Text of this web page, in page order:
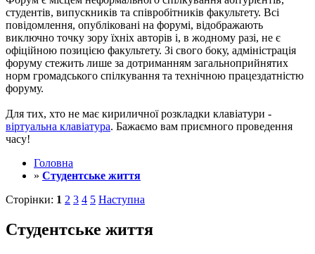
студентів, випускників та співробітників факультету. Всі
повідомлення, опубліковані на форумі, відображають
виключно точку зору їхніх авторів і, в жодному разі, не є
офіційною позицією факультету. Зі свого боку, адміністрація
форуму стежить лише за дотриманням загальноприйнятих
норм громадського спілкування та технічною працездатністю
форуму.
Для тих, хто не має кириличної розкладки клавіатури -
віртуальна клавіатура. Бажаємо вам приємного проведення
часу!
Головна
» Студентське життя
Сторінки: 1 2 3 4 5 Наступна
Студентське життя